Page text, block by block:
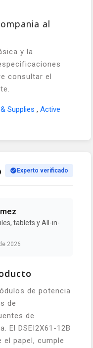
al
y la
consultar el
Supplies , Active
Experto verificado
tablets y All-in-
2026
de potencia
de
de
El DSEI2X61-12B
el papel, cumple